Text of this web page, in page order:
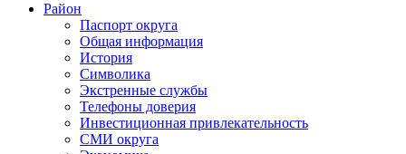
Район
Паспорт округа
Общая информация
История
Символика
Экстренные службы
Телефоны доверия
Инвестиционная привлекательность
СМИ округа